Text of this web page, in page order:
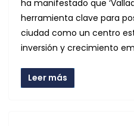
ha manifestado que
herramienta clave para
ciudad como un centro
inversión y crecimiento
Leer más